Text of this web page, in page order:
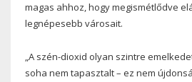
magas ahhoz, hogy megismétlődve
legnépesebb városait.
„A szén-dioxid olyan szintre
soha nem tapasztalt – ez nem